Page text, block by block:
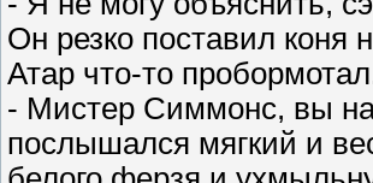
Он резко поставил коня
Атар что-то
- Мистер Симмонс, вы
послышался мягкий и